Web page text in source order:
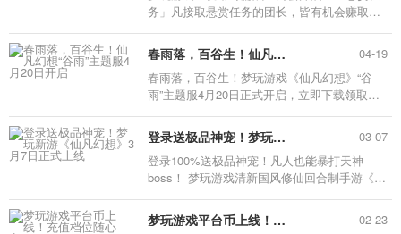
务」凡接取悬赏任务的团长，皆有机会赚取英
馈。
春雨落，百谷生！仙凡幻想“谷雨”主题服4月20日开启
04-19
春雨落，百谷生！梦玩游戏《仙凡幻想》“谷
雨”主题服4月20日正式开启，立即下载领取正
登录送极品神宠！梦玩新游《仙凡幻想》3月7日正式上线
03-07
登录100%送极品神宠！凡人也能暴打天神
boss！ 梦玩游戏清新国风修仙回合制手游《苍
玩家前来体验。
梦玩游戏平台币上线！充值档位随心定！
02-23